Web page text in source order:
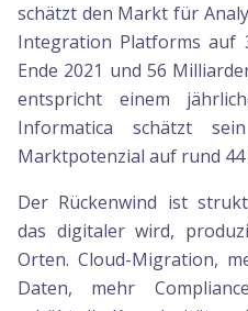
schätzt den Markt für
Integration Platforms auf
Ende 2021 und 56
entspricht einem
Informatica schätzt
Marktpotenzial auf rund
Der Rückenwind ist
das digitaler wird,
Orten. Cloud-Migration,
Daten, mehr